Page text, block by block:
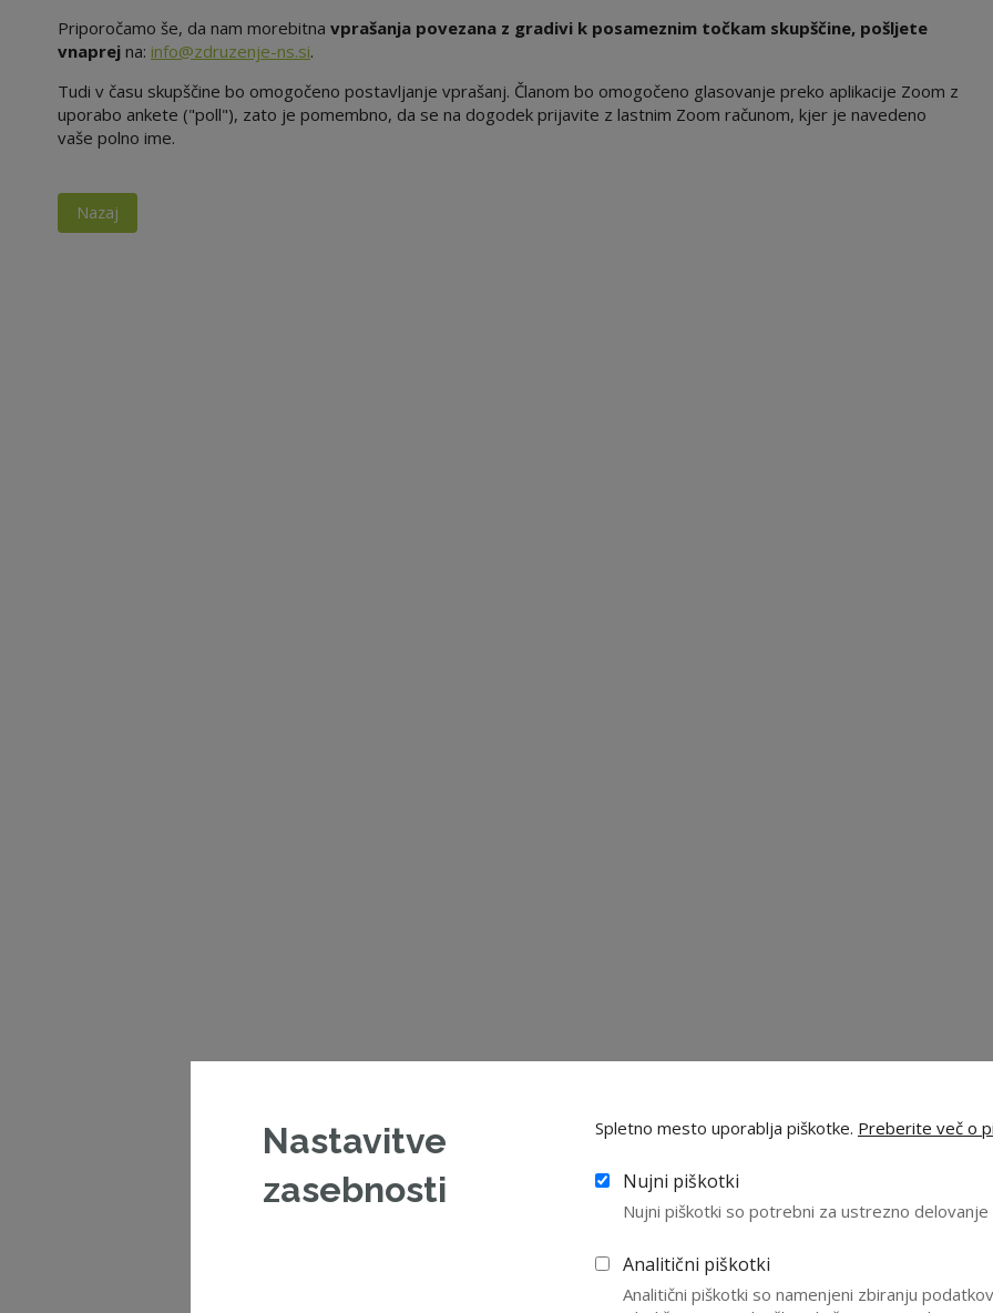
Priporočamo še, da nam morebitna vprašanja povezana z gradivi k posameznim točkam skupščine, pošljete
vnaprej na: info@zdruzenje-ns.si.
Tudi v času skupščine bo omogočeno postavljanje vprašanj. Članom bo omogočeno glasovanje preko aplikacije Zoom z
uporabo ankete ("poll"), zato je pomembno, da se na dogodek prijavite z lastnim Zoom računom, kjer je navedeno
vaše polno ime.
Nazaj
Nastavitve
zasebnosti
Spletno mesto uporablja piškotke. Preberite več o
Nujni piškotki
Nujni piškotki so potrebni za ustrezno
Analitični piškotki
Analitični piškotki so namenjeni zbiranju